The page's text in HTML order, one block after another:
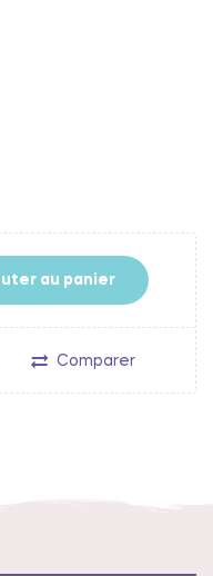
au panier
Comparer